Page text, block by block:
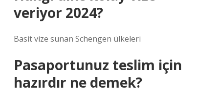
veriyor 2024?
Basit vize sunan Schengen ülkeleri
Pasaportunuz teslim için
hazırdır ne demek?